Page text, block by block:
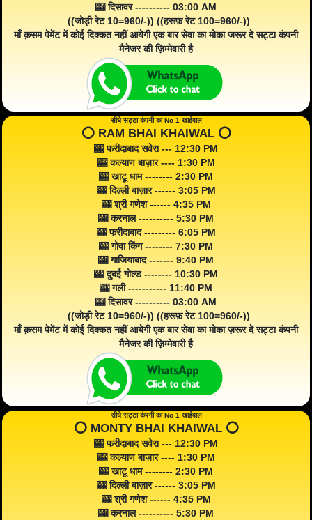
🎰 दिसावर ---------- 03:00 AM
((जोड़ी रेट 10=960/-)) ((हरूफ़ रेट 100=960/-))
माँ क़सम पेमेंट में कोई दिक्कत नहीं आयेगी एक बार सेवा का मोका जरूर दे सट्टा कंपनी
मैनेजर की ज़िम्मेवारी है
सीधे सट्टा कंपनी का No 1 खाईवाल
⭕️ RAM BHAI KHAIWAL ⭕️
🎰 फरीदाबाद सवेरा --- 12:30 PM
🎰 कल्याण बाज़ार ---- 1:30 PM
🎰 खाटू धाम -------- 2:30 PM
🎰 दिल्ली बाज़ार ------ 3:05 PM
🎰 श्री गणेश ------ 4:35 PM
🎰 करनाल ---------- 5:30 PM
🎰 फरीदाबाद --------- 6:05 PM
🎰 गोवा किंग -------- 7:30 PM
🎰 गाजियाबाद ------- 9:40 PM
🎰 दुबई गोल्ड -------- 10:30 PM
🎰 गली ----------- 11:40 PM
🎰 दिसावर ---------- 03:00 AM
((जोड़ी रेट 10=960/-)) ((हरूफ़ रेट 100=960/-))
माँ क़सम पेमेंट में कोई दिक्कत नहीं आयेगी एक बार सेवा का मोका ज़रूर दे सट्टा कंपनी
मैनेजर की ज़िम्मेवारी है
सीधे सट्टा कंपनी का No 1 खाईवाल
⭕️ MONTY BHAI KHAIWAL ⭕️
🎰 फरीदाबाद सवेरा --- 12:30 PM
🎰 कल्याण बाज़ार ---- 1:30 PM
🎰 खाटू धाम -------- 2:30 PM
🎰 दिल्ली बाज़ार ------ 3:05 PM
🎰 श्री गणेश ------ 4:35 PM
🎰 करनाल ---------- 5:30 PM